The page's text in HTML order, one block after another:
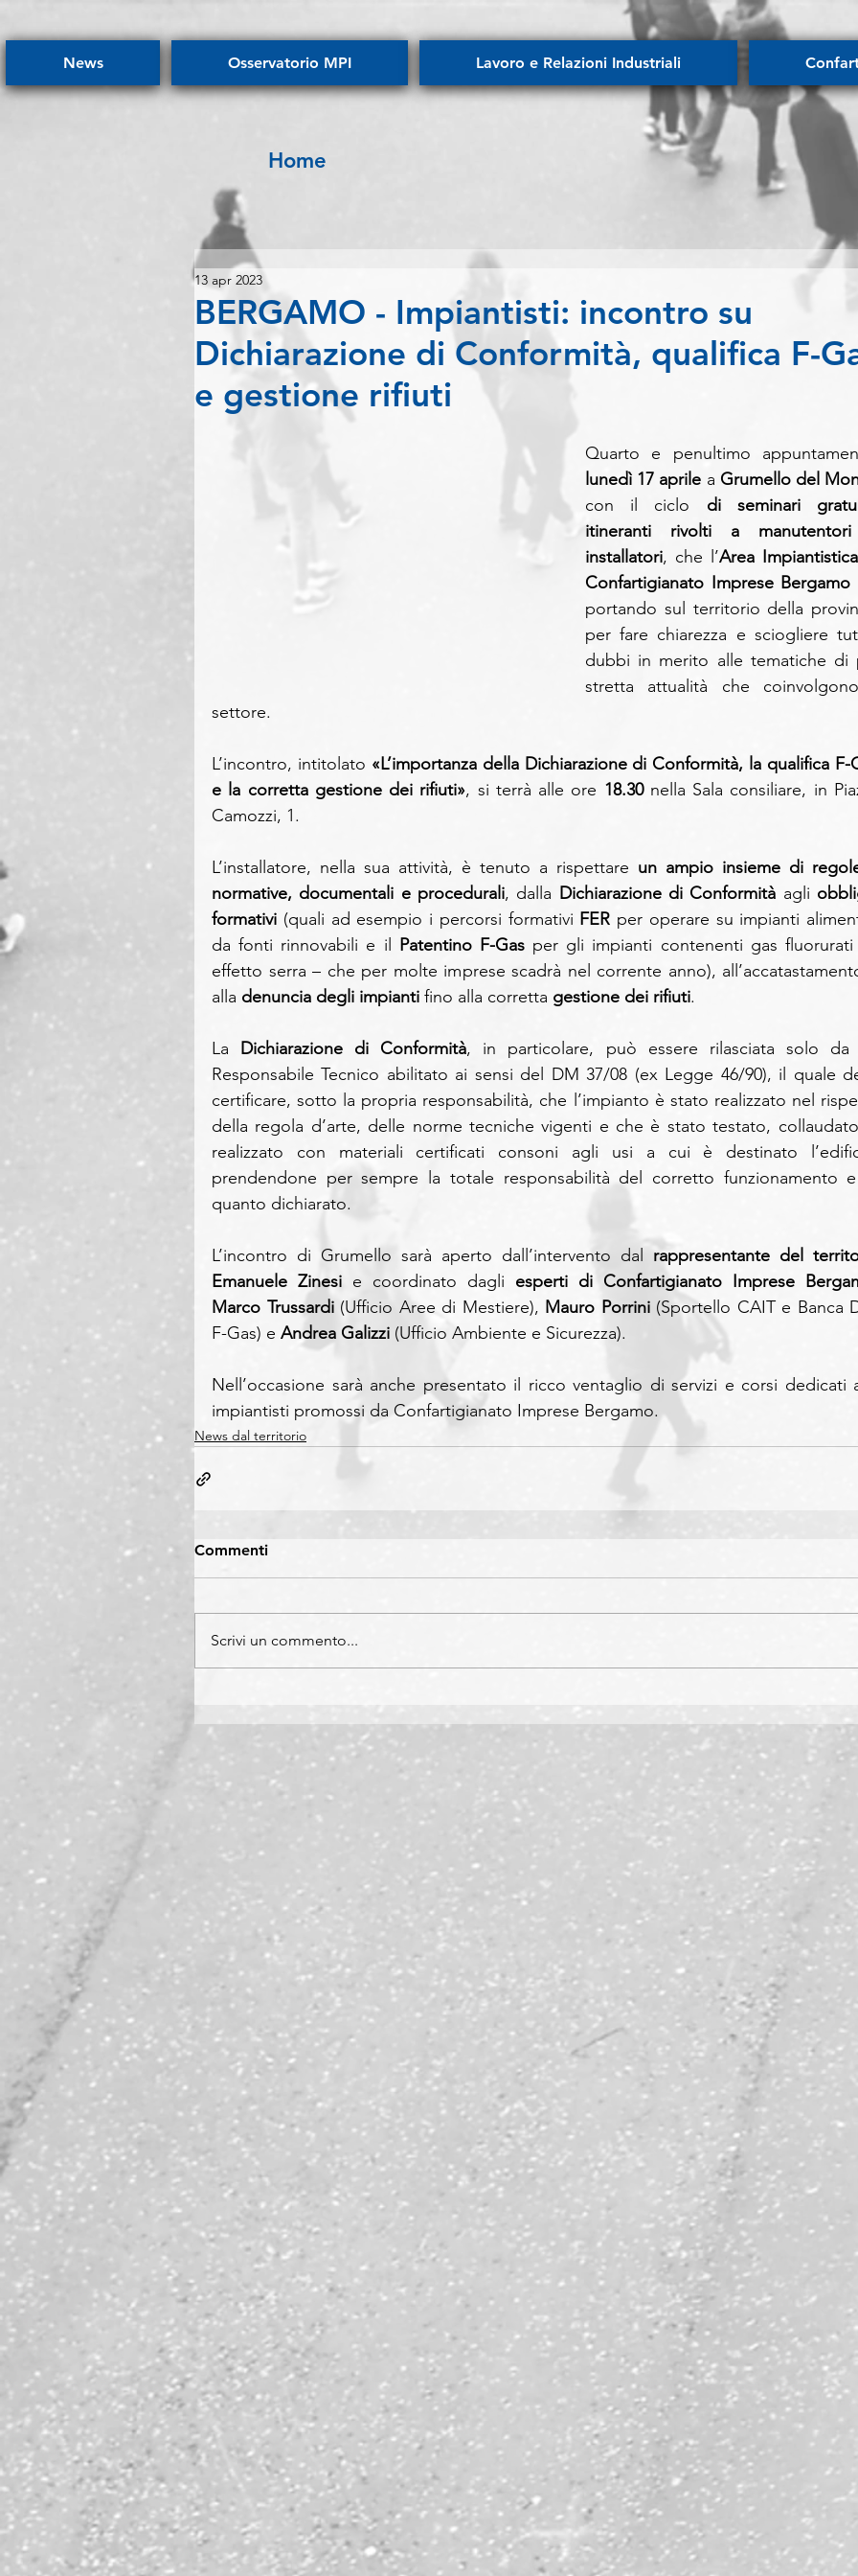
News Osservatorio MPI Lavoro e Relazioni Industriali
Home
BERGAMO - Impiantisti: incontro su
Dichiarazione di Conformità, qualifica F-
e gestione rifiuti
13 apr 2023
lunedì 17 aprile a Grumello del
con il ciclo di seminari
itineranti rivolti a
installatori, che l’Area
Confartigianato Imprese Bergamo
portando sul territorio della
per fare chiarezza e sciogliere
dubbi in merito alle tematiche di
stretta attualità che
settore.
L’incontro, intitolato «L’importanza della Dichiarazione di Conformità, la qualifica F-
e la corretta gestione dei rifiuti», si terrà alle ore 18.30 nella Sala consiliare, in
Camozzi, 1.
L’installatore, nella sua attività, è tenuto a rispettare un ampio insieme di
normative, documentali e procedurali, dalla Dichiarazione di Conformità agli
formativi (quali ad esempio i percorsi formativi FER per operare su impianti
da fonti rinnovabili e il
Patentino F-Gas per gli impianti contenenti gas fluorurati
effetto serra – che per molte imprese scadrà nel corrente anno),
alla denuncia degli impianti fino alla corretta gestione dei rifiuti.
La Dichiarazione di Conformità, in particolare,
può essere rilasciata solo da
Responsabile Tecnico abilitato ai sensi del DM 37/08 (ex Legge 46/90), il quale
certificare, sotto la propria responsabilità, che l’impianto è stato realizzato nel
della regola d’arte, delle norme tecniche vigenti e che è stato testato,
realizzato con materiali certificati consoni agli usi a cui è destinato
prendendone per sempre la totale responsabilità del corretto funzionamento
quanto dichiarato.
L’incontro di Grumello sarà aperto dall’intervento dal rappresentante del
Emanuele Zinesi e coordinato dagli esperti di Confartigianato Imprese
Marco Trussardi (Ufficio Aree di Mestiere), Mauro Porrini (Sportello CAIT e Banca
F-Gas) e Andrea Galizzi (Ufficio Ambiente e Sicurezza).
Nell’occasione sarà anche presentato il ricco ventaglio di servizi e corsi dedicati
impiantisti promossi da Confartigianato Imprese Bergamo.
News dal territorio
Commenti
Scrivi un commento...